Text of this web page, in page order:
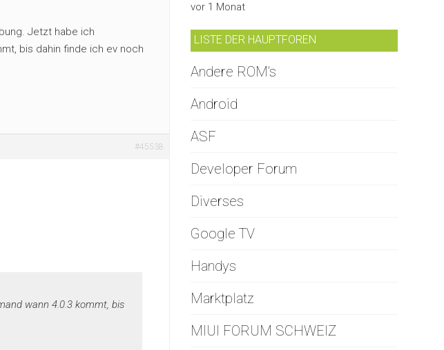
Jetzt habe ich
bis dahin finde ich ev noch
#45538
wann 4.0.3 kommt, bis
vor 1 Monat
LISTE DER HAUPTFOREN
Andere ROM's
Android
ASF
Developer Forum
Diverses
Google TV
Handys
Marktplatz
MIUI FORUM SCHWEIZ